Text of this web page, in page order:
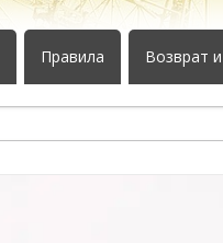
Правила Возврат